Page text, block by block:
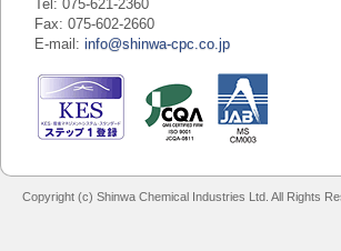
Tel: 075-621-2360
Fax: 075-602-2660
E-mail: info@shinwa-cpc.co.jp
Copyright (c) Shinwa Chemical Industries Ltd. All Rights